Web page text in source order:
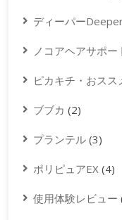
ディーパー
ノコアヘアサポ
ピカキチ・おスス
ブブカ (2)
プランテル (3)
ポリピュアEX (4)
使用体験レビュー